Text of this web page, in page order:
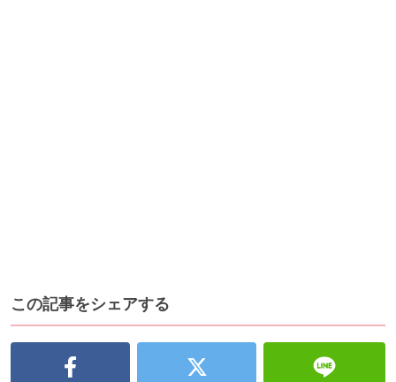
この記事をシェアする